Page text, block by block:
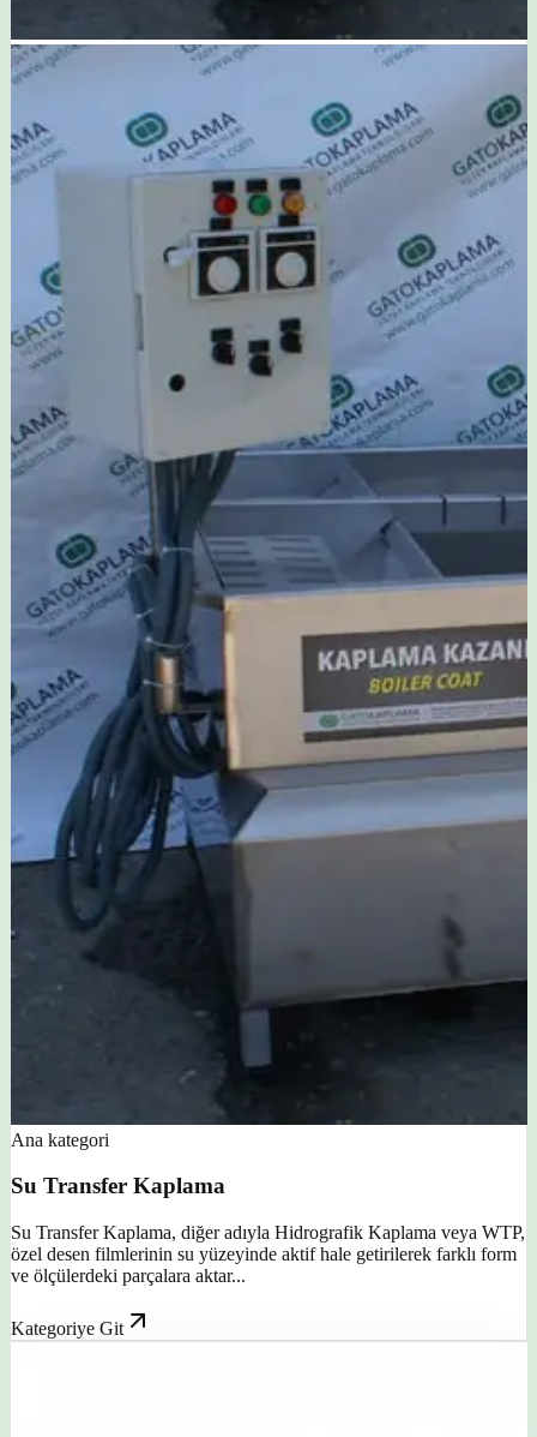
Ana kategori
Su Transfer Kaplama
Su Transfer Kaplama, diğer adıyla Hidrografik Kaplama veya WTP,
özel desen filmlerinin su yüzeyinde aktif hale getirilerek farklı form
ve ölçülerdeki parçalara aktar...
Kategoriye Git